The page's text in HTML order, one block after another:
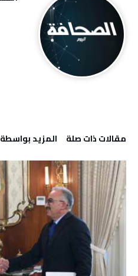
‫مقالات ذات صلة‬ ‫‫المزيد بواسطة‬ ‬ ‭ ‬الصحافة‭ ‬اليوم